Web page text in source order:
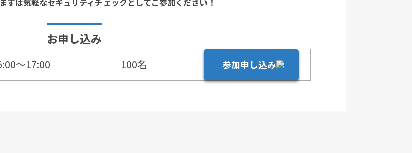
お申し込み
～17:00 100名 参加申し込み